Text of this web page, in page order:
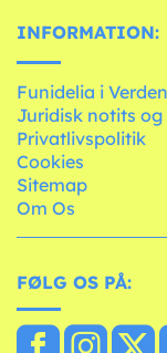
INFORMATION:
Funidelia i Verden
Juridisk notits
Privatlivspolitik
Cookies
Sitemap
Om Os
FØLG OS PÅ: